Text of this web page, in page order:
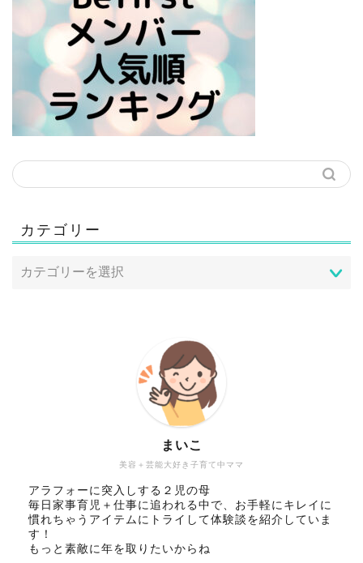
カテゴリー
美容＋芸能大好き子育て中ママ
まいこ
アラフォーに突入しする２児の母
毎日家事育児＋仕事に追われる中で、お手軽にキレイに
慣れちゃうアイテムにトライして体験談を紹介していま
す！
もっと素敵に年を取りたいからね